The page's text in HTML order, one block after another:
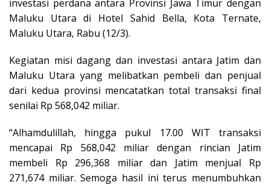
investasi perdana antara Provinsi Jawa Timur dengan
Maluku Utara di Hotel Sahid Bella, Kota Ternate,
Maluku Utara, Rabu (12/3).
Kegiatan misi dagang dan investasi antara Jatim dan
Maluku Utara yang melibatkan pembeli dan penjual
dari kedua provinsi mencatatkan total transaksi final
senilai Rp 568,042 miliar.
“Alhamdulillah, hingga pukul 17.00 WIT transaksi
mencapai Rp 568,042 miliar dengan rincian Jatim
membeli Rp 296,368 miliar dan Jatim menjual Rp
271,674 miliar. Semoga hasil ini terus menumbuhkan